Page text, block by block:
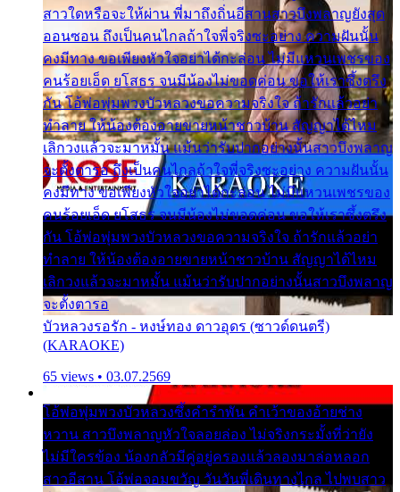
สาวใดหรือจะให้ผ่าน พี่มาถึงถิ่นอีสานสาวบึงพลาญยังสุด
ออนซอน ถึงเป็นคนไกลถ้าใจพี่จริงซะอย่าง ความฝันนั้น
คงมีทาง ขอเพียงหัวใจอย่าได้กะล่อน ไม่มีแหวนเพชรของ
คนร้อยเอ็ด ยโสธร จนมีน้องไม่ขอดค่อน ขอให้เราซึ้งตรึง
กัน โอ้พ่อพุ่มพวงบัวหลวงขอความจริงใจ ถ้ารักแล้วอย่า
ทำลาย ให้น้องต้องอายขายหน้าชาวบ้าน สัญญาได้ไหม
เลิกวงแล้วจะมาหมั้น แม้นว่ารับปากอย่างนั้นสาวบึงพลาญ
จะตั้งตารอ ถึงเป็นคนไกลถ้าใจพี่จริงซะอย่าง ความฝันนั้น
คงมีทาง ขอเพียงหัวใจอย่าได้กะล่อน ไม่มีแหวนเพชรของ
คนร้อยเอ็ด ยโสธร จนมีน้องไม่ขอดค่อน ขอให้เราซึ้งตรึง
กัน โอ้พ่อพุ่มพวงบัวหลวงขอความจริงใจ ถ้ารักแล้วอย่า
ทำลาย ให้น้องต้องอายขายหน้าชาวบ้าน สัญญาได้ไหม
เลิกวงแล้วจะมาหมั้น แม้นว่ารับปากอย่างนั้นสาวบึงพลาญ
จะตั้งตารอ
บัวหลวงรอรัก - หงษ์ทอง ดาวอุดร (ซาวด์ดนตรี)
(KARAOKE)
65 views • 03.07.2569
โอ้พ่อพุ่มพวงบัวหลวงซึ้งคำรำพัน คำเว้าของอ้ายช่าง
หวาน สาวบึงพลาญหัวใจลอยล่อง ไม่จริงกระมั้งที่ว่ายัง
ไม่มีใครข้อง น้องกลัวมีคู่อยู่ครองแล้วลองมาล่อหลอก
สาวอีสาน โอ้พ่อจอมขวัญ วันวันพี่เดินทางไกล ไปพบสาว